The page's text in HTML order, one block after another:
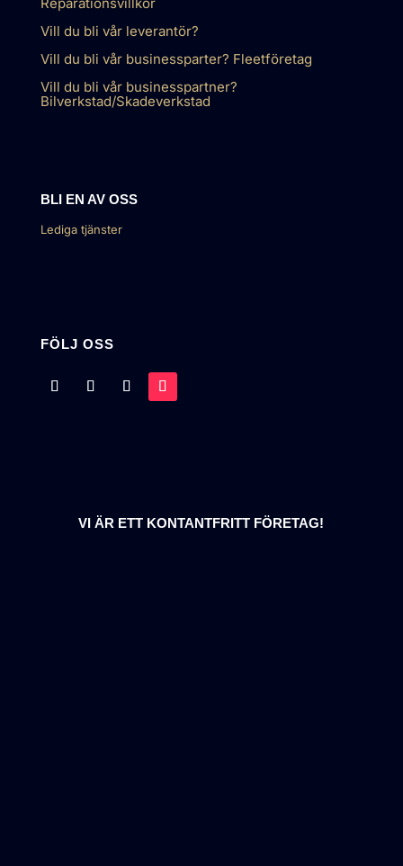
Vill du bli vår leverantör?
Vill du bli vår businessparter? Fleetföretag
Vill du bli vår businesspartner?
Bilverkstad/Skadeverkstad
BLI EN AV OSS
Lediga tjänster
FÖLJ OSS
VI ÄR ETT KONTANTFRITT FÖRETAG!